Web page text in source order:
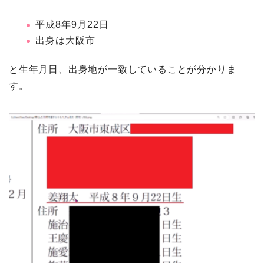
平成8年9月22日
出身は大阪市
と生年月日、出身地が一致していることが分かりま
す。